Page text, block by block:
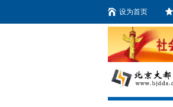
设为首页